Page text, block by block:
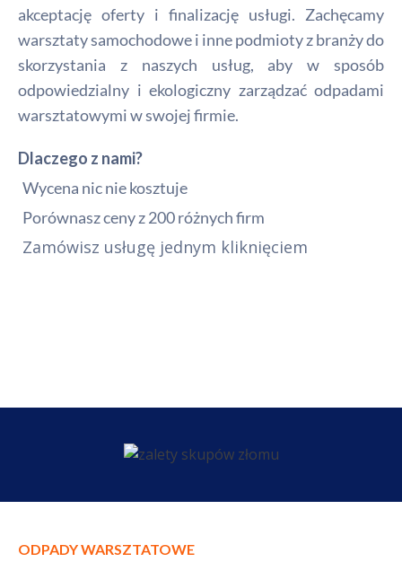
akceptację oferty i finalizację usługi. Zachęcamy
warsztaty samochodowe i inne podmioty z branży do
skorzystania z naszych usług, aby w sposób
odpowiedzialny i ekologiczny zarządzać odpadami
warsztatowymi w swojej firmie.
Dlaczego z nami?
Wycena nic nie kosztuje
Porównasz ceny z 200 różnych firm
Zamówisz usługę jednym kliknięciem
ODPADY WARSZTATOWE